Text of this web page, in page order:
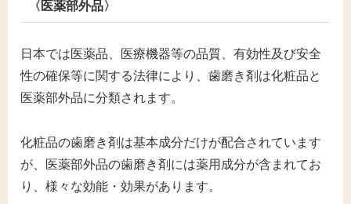
〈医薬部外品〉
日本では医薬品、医療機器等の品質、有効性及び安全
性の確保等に関する法律により、歯磨き剤は化粧品と
医薬部外品に分類されます。
化粧品の歯磨き剤は基本成分だけが配合されています
が、医薬部外品の歯磨き剤には薬用成分が含まれてお
り、様々な効能・効果があります。